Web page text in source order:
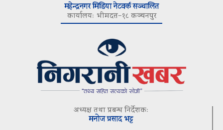
महेन्द्रनगर मिडिया नेटवर्क सञ्चालित
कार्यालयः भीमदत्त–१८ कञ्चनपुर
अध्यक्ष तथा प्रबन्ध निर्देशकः
मनोज प्रसाद भट्ट